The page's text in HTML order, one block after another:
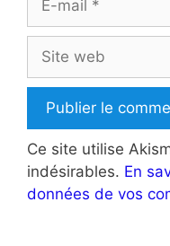
mail
web
Ce site utilise
indésirables. En
données de vos